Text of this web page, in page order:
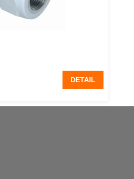
DETAIL